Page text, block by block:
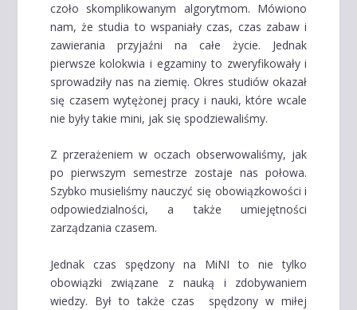
czoło skomplikowanym algorytmom. Mówiono
nam, że studia to wspaniały czas, czas zabaw i
zawierania przyjaźni na całe życie. Jednak
pierwsze kolokwia i egzaminy to zweryfikowały i
sprowadziły nas na ziemię. Okres studiów okazał
się czasem wytężonej pracy i nauki, które wcale
nie były takie mini, jak się spodziewaliśmy.
Z przerażeniem w oczach obserwowaliśmy, jak
po pierwszym semestrze zostaje nas połowa.
Szybko musieliśmy nauczyć się obowiązkowości i
odpowiedzialności, a także umiejętności
zarządzania czasem.
Jednak czas spędzony na MiNI to nie tylko
obowiązki związane z nauką i zdobywaniem
wiedzy. Był to także czas spędzony w miłej